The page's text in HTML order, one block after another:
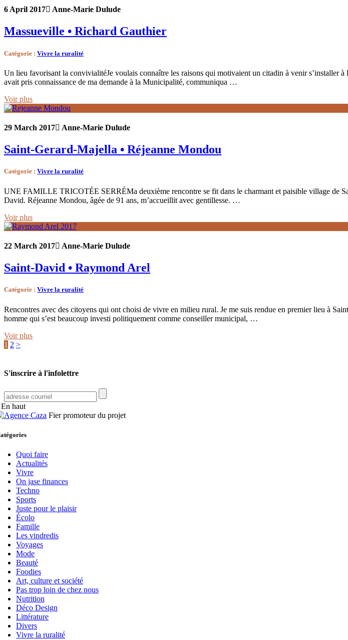
6 April 2017 Anne-Marie Dulude
Massueville • Richard Gauthier
Catégorie : Vivre la ruralité
Un lieu favorisant la convivialitéJe voulais connaître les raisons qui motivaient un citadin à venir s’installer à
avait pris connaissance de ma demande à la Municipalité, communiqua …
Voir plus
29 March 2017 Anne-Marie Dulude
Saint-Gerard-Majella • Réjeanne Mondou
Catégorie : Vivre la ruralité
UNE FAMILLE TRICOTÉE SERRÉMa deuxième rencontre se fit dans le charmant et paisible village de
David. Réjeanne Mondou, âgée de 91 ans, m’accueillit avec gentillesse. …
Voir plus
22 March 2017 Anne-Marie Dulude
Saint-David • Raymond Arel
Catégorie : Vivre la ruralité
Rencontres avec des citoyens qui ont choisi de vivre en milieu rural. Je me suis rendue en premier lieu à
homme qui s’est beaucoup investi politiquement comme conseiller municipal, …
Voir plus
1 2 >
S'inscrire à l'infolettre
En haut
Fier promoteur du projet
Quoi faire
Actualités
Vivre
On jase finances
Techno
Sports
Juste pour le plaisir
Écolo
Famille
Les vindredis
Voyages
Mode
Beauté
Foodies
Art, culture et société
Pas trop loin de chez nous
Nutrition
Déco Design
Littérature
Divers
Vivre la ruralité